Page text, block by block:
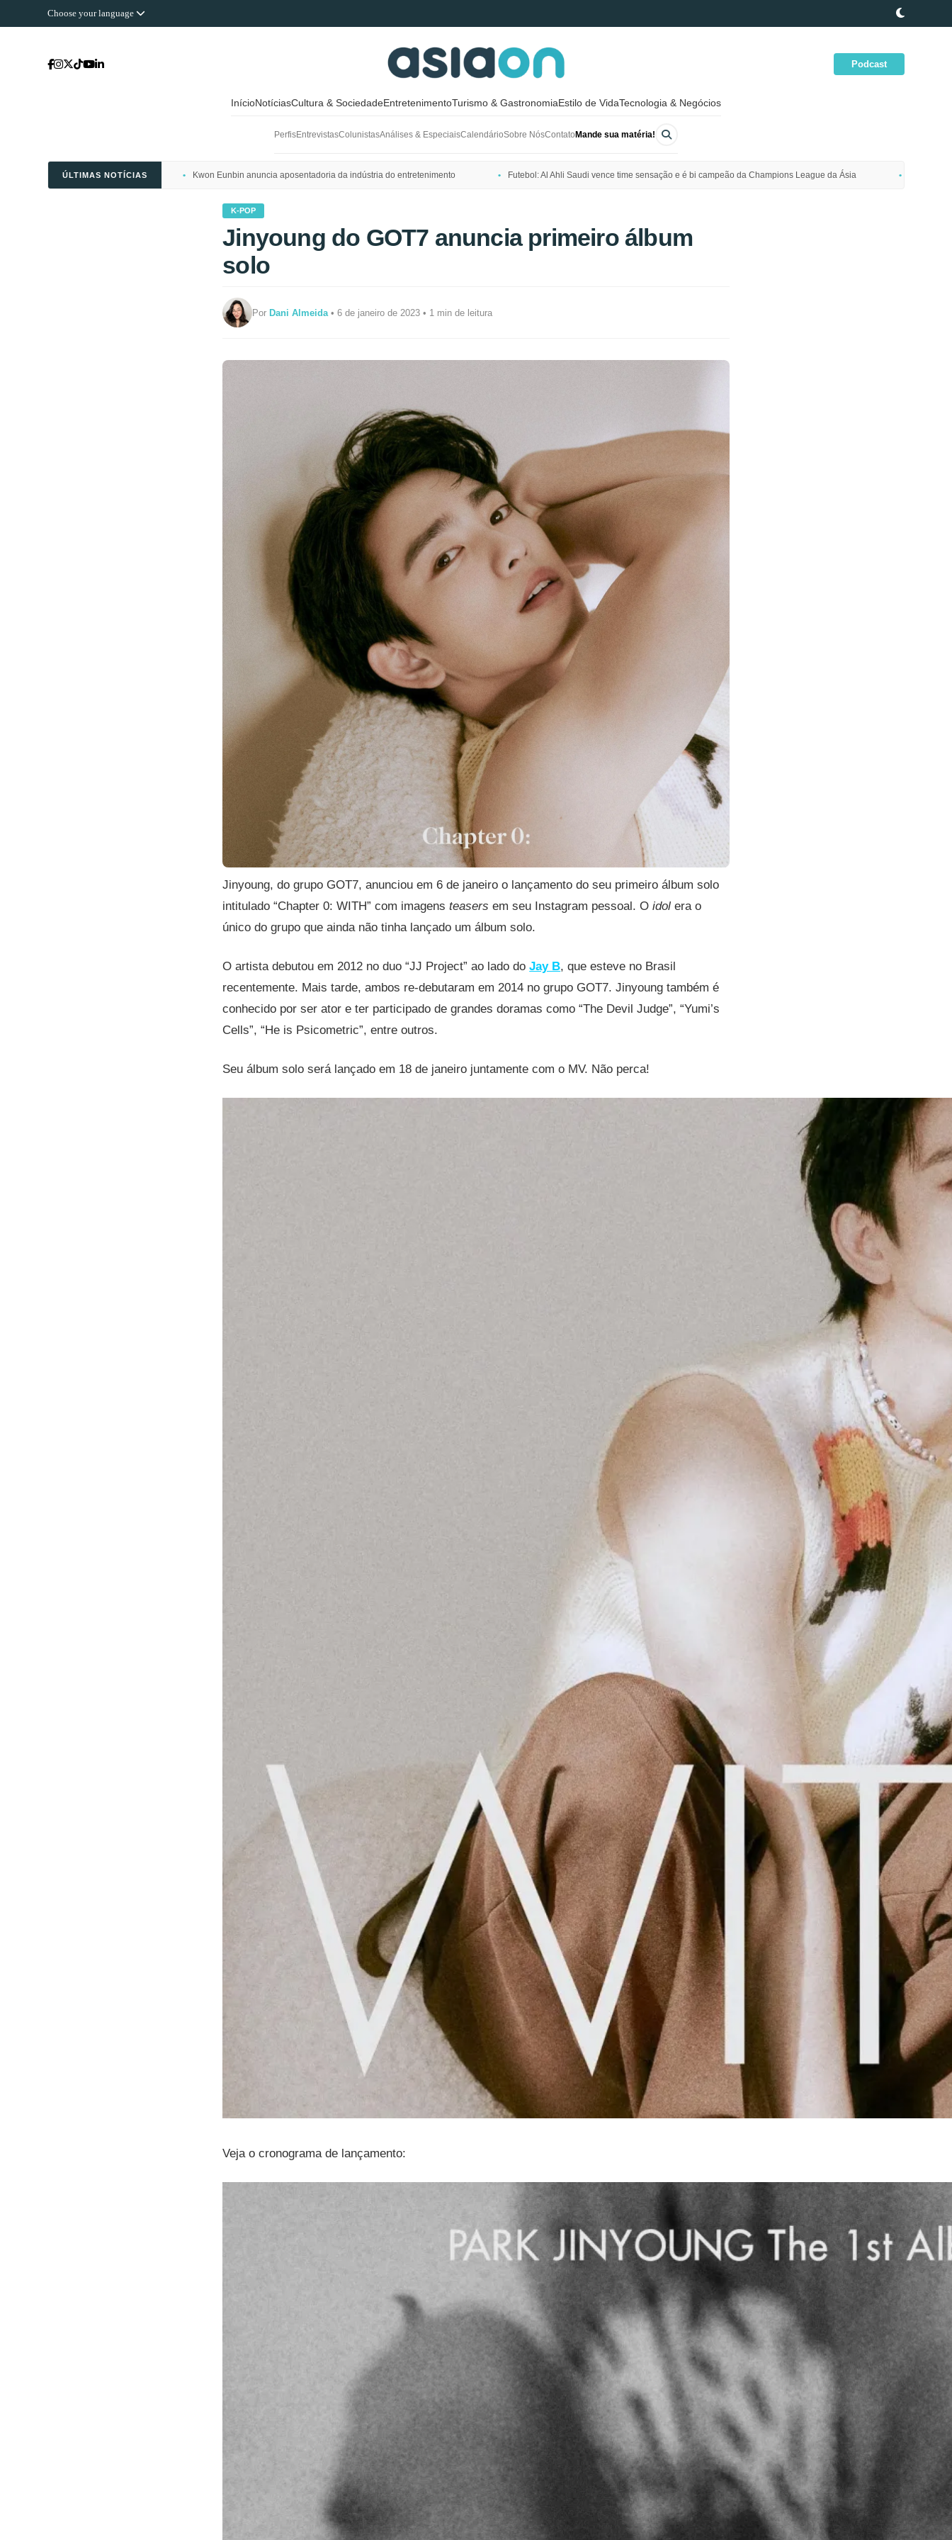
Choose your language
Podcast
InícioNotíciasCultura & SociedadeEntretenimentoTurismo & GastronomiaEstilo de VidaTecnologia & Negócios
PerfisEntrevistasColunistasAnálises & EspeciaisCalendárioSobre NósContato Mande sua matéria!
ÚLTIMAS NOTÍCIAS Kwon Eunbin anuncia aposentadoria da indústria do entretenimento Futebol: Al Ahli Saudi vence time sensação e é bi campeão da Champions League da Ásia
K-POP
Jinyoung do GOT7 anuncia primeiro álbum
solo
PorDani Almeida • 6 de janeiro de 2023 • 1 min de leitura
Jinyoung, do grupo GOT7, anunciou em 6 de janeiro o lançamento do seu primeiro álbum solo
intitulado “Chapter 0: WITH” com imagensteasers em seu Instagram pessoal. Oidol era o
único do grupo que ainda não tinha lançado um álbum solo.
O artista debutou em 2012 no duo “JJ Project” ao lado doJay B, que esteve no Brasil
recentemente. Mais tarde, ambos re-debutaram em 2014 no grupo GOT7. Jinyoung também é
conhecido por ser ator e ter participado de grandes doramas como “The Devil Judge”, “Yumi’s
Cells”, “He is Psicometric”, entre outros.
Seu álbum solo será lançado em 18 de janeiro juntamente com o MV. Não perca!
Veja o cronograma de lançamento: